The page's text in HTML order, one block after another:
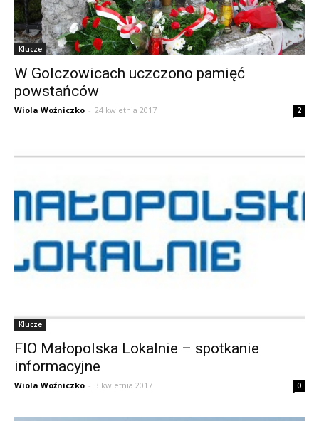
Klucze
W Golczowicach uczczono pamięć
powstańców
Wiola Woźniczko - 24 kwietnia 2017 2
Klucze
FIO Małopolska Lokalnie – spotkanie
informacyjne
Wiola Woźniczko - 3 kwietnia 2017 0